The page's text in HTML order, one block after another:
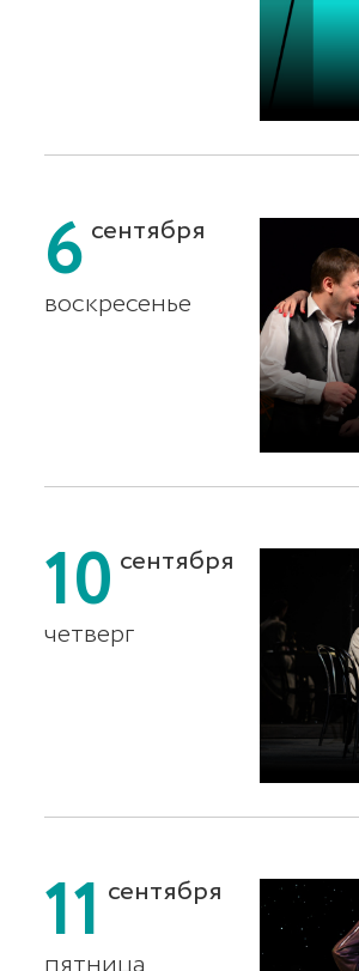
6 сентября
воскресенье
10 сентября
четверг
11 сентября